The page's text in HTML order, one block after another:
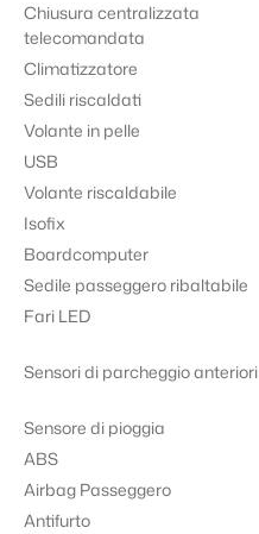
Chiusura centralizzata
telecomandata
Climatizzatore
Sedili riscaldati
Volante in pelle
USB
Volante riscaldabile
Isofix
Boardcomputer
Sedile passeggero ribaltabile
Fari LED
Sensori di parcheggio anteriori
Sensore di pioggia
ABS
Airbag Passeggero
Antifurto